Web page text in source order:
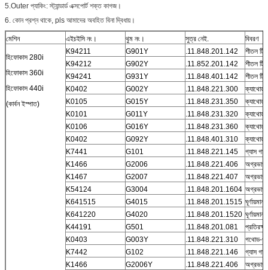
5.Outer প্যাকিং: স্ট্যান্ডার্ড এক্সপোর্ট শক্ত কাগজ।
6. কোন প্রশ্ন থাকে, pls আমাদের অবহিত বিনা দ্বিধায়।
মেশিন এইচইসি নং। থুম নং। সুত্র নেই. বিবরণ
হিফোকাস 280i
হিফোকাস 360i
হিফোকাস 440i
(কার্বন ইস্পাত)
K94211 G901Y .11.848.201.142
শীতল
K94212
G902Y .11.852.201.142
শীতল
K94241
G931Y .11.848.401.142
শীতল
K0402
G002Y .11.848.221.300
ক্যাথোড
K0105
G015Y .11.848.231.350
ক্যাথোড
K0101
G011Y .11.848.231.320
ক্যাথোড
K0106
G016Y .11.848.231.360
ক্যাথোড
K0402
G092Y .11.848.401.310
ক্যাথোড
K7441
G101 .11.848.221.145
গ্যাস
K1466
G2006 .11.848.221.406
K1467
G2007 .11.848.221.407
K54124
G3004 .11.848.201.1604 অগ্রভাগ
K641515
G4015 .11.848.201.1515 ঘূর্ণায়মান
K641220
G4020 .11.848.201.1520 ঘূর্ণায়মান
K44191
G501 .11.848.201.081
K0403
G003Y .11.848.221.310
গথোড-ও
K7442
G102 .11.848.221.146
গ্যাস
K1466
G2006Y .11.848.221.406 অগ্রভাগ